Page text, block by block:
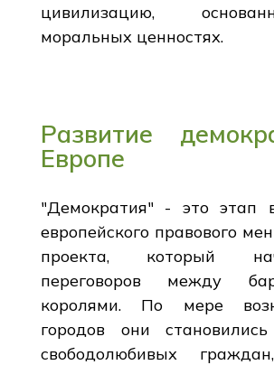
цивилизацию,
моральных ценностях.
Развитие
Европе
"Демократия" - это этап
европейского правового
проекта, который
переговоров между
королями. По мере
городов они
свободолюбивых